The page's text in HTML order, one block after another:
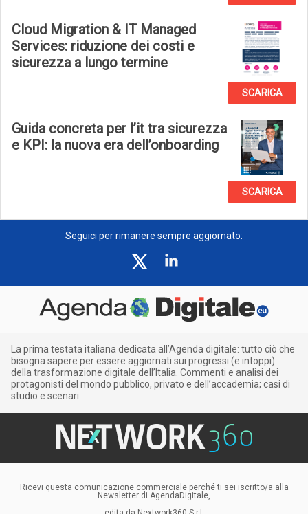
Cloud Migration & IT Managed
Services: riduzione dei costi e
sicurezza a lungo termine
SCARICA
Guida concreta per l’it tra sicurezza
e KPI: la nuova era dell’onboarding
SCARICA
Seguici per rimanere sempre aggiornato:
La prima testata italiana dedicata all’Agenda digitale: tutto ciò che
bisogna sapere per essere aggiornati sui progressi (e intoppi)
della trasformazione digitale dell’Italia. Commenti e analisi dei
protagonisti del mondo pubblico, privato e dell’accademia; casi di
studio e scenari.
Ricevi questa comunicazione commerciale perché ti sei iscritto/a alla
Newsletter di AgendaDigitale,